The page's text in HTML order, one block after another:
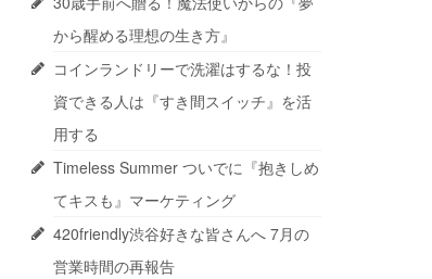
から醒める理想の生き方』
コインランドリーで洗濯はするな！投
資できる人は『すき間スイッチ』を活
用する
Timeless Summer ついでに『抱きしめ
てキスも』マーケティング
420friendly渋谷好きな皆さんへ 7月の
営業時間の再報告